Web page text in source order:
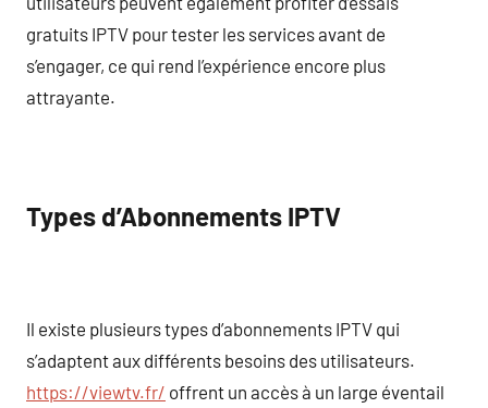
gratuits IPTV pour tester les services avant de
s’engager, ce qui rend l’expérience encore plus
attrayante.
Types d’Abonnements IPTV
Il existe plusieurs types d’abonnements IPTV qui
s’adaptent aux différents besoins des utilisateurs.
https://viewtv.fr/ offrent un accès à un large éventail